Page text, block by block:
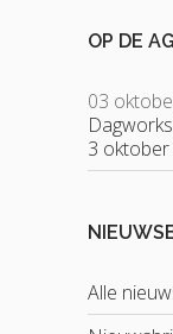
OP DE
03
3
Alle